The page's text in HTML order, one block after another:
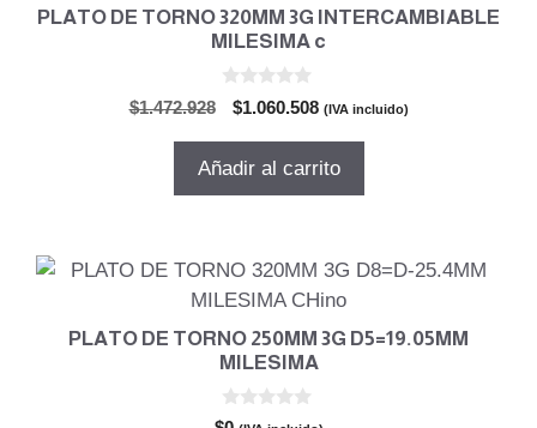
PLATO DE TORNO 320MM 3G INTERCAMBIABLE
MILESIMA c
$1.472.928
El
original
$1.060.508El
actual
(IVA incluido)
Añadir al carrito
PLATO DE TORNO 250MM 3G D5=19.05MM
MILESIMA
0